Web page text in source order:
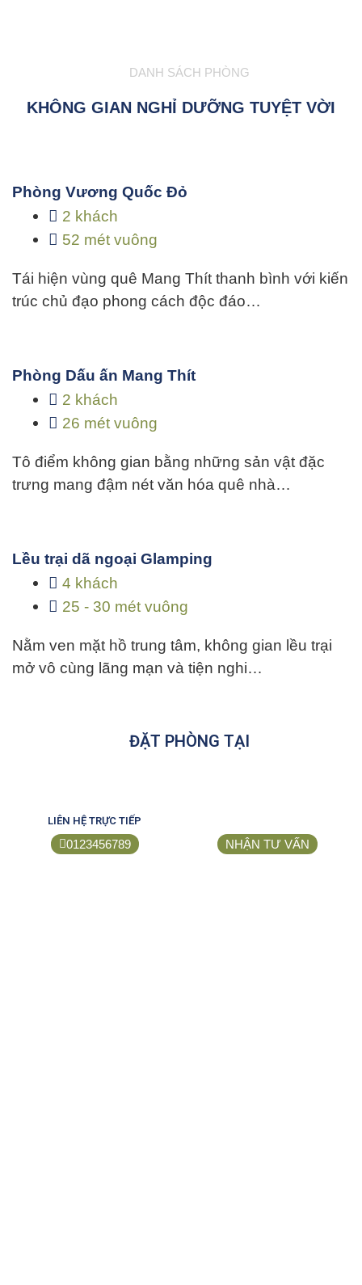
DANH SÁCH PHÒNG
KHÔNG GIAN NGHỈ DƯỠNG TUYỆT VỜI
Phòng Vương Quốc Đỏ
2 khách
52 mét vuông
Tái hiện vùng quê Mang Thít thanh bình với kiến
trúc chủ đạo phong cách độc đáo…
Phòng Dấu ấn Mang Thít
2 khách
26 mét vuông
Tô điểm không gian bằng những sản vật đặc
trưng mang đậm nét văn hóa quê nhà…
Lều trại dã ngoại Glamping
4 khách
25 - 30 mét vuông
Nằm ven mặt hồ trung tâm, không gian lều trại
mở vô cùng lãng mạn và tiện nghi…
ĐẶT PHÒNG TẠI
LIÊN HỆ TRỰC TIẾP
0123456789 NHẬN TƯ VẤN